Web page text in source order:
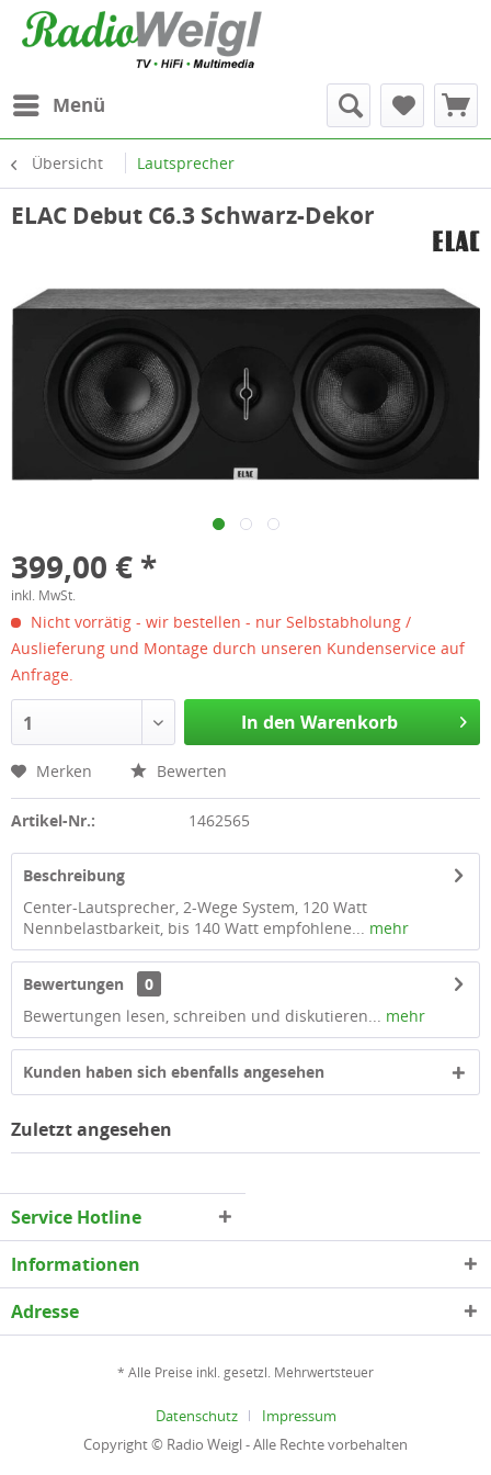
Menü
Übersicht Lautsprecher
ELAC Debut C6.3 Schwarz-Dekor
399,00 € *
inkl. MwSt.
Nicht vorrätig - wir bestellen - nur Selbstabholung /
Auslieferung und Montage durch unseren Kundenservice auf
Anfrage.
1 In den Warenkorb
Merken Bewerten
Artikel-Nr.: 1462565
Beschreibung
Center-Lautsprecher, 2-Wege System, 120 Watt
Nennbelastbarkeit, bis 140 Watt empfohlene... mehr
Bewertungen
0
Bewertungen lesen, schreiben und diskutieren... mehr
Kunden haben sich ebenfalls angesehen
Zuletzt angesehen
Service Hotline
Informationen
Adresse
* Alle Preise inkl. gesetzl. Mehrwertsteuer
Datenschutz
Impressum
Copyright © Radio Weigl - Alle Rechte vorbehalten